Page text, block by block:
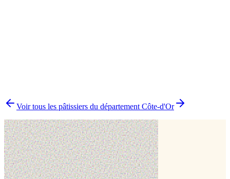
Comment comparer plusieurs pâtissiers en une fois ?
Voir tous les pâtissiers du département Côte-d'Or